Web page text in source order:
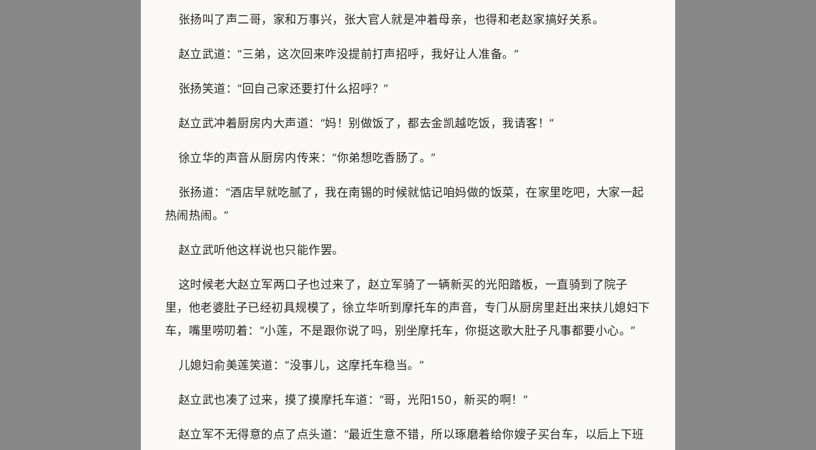
张扬叫了声二哥，家和万事兴，张大官人就是冲着母亲，也得和老赵家搞好关系。
赵立武道：“三弟，这次回来咋没提前打声招呼，我好让人准备。”
张扬笑道：“回自己家还要打什么招呼？”
赵立武冲着厨房内大声道：“妈！别做饭了，都去金凯越吃饭，我请客！”
徐立华的声音从厨房内传来：“你弟想吃香肠了。”
张扬道：“酒店早就吃腻了，我在南锡的时候就惦记咱妈做的饭菜，在家里吃吧，大家一起
热闹热闹。”
赵立武听他这样说也只能作罢。
这时候老大赵立军两口子也过来了，赵立军骑了一辆新买的光阳踏板，一直骑到了院子
里，他老婆肚子已经初具规模了，徐立华听到摩托车的声音，专门从厨房里赶出来扶儿媳妇下
车，嘴里唠叨着：“小莲，不是跟你说了吗，别坐摩托车，你挺这歌大肚子凡事都要小心。”
儿媳妇俞美莲笑道：“没事儿，这摩托车稳当。”
赵立武也凑了过来，摸了摸摩托车道：“哥，光阳150，新买的啊！”
赵立军不无得意的点了点头道：“最近生意不错，所以琢磨着给你嫂子买台车，以后上下班